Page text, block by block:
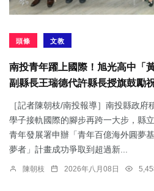
頭條 文教
南投青年躍上國際！旭光高中「
副縣長王瑞德代許縣長授旗鼓勵
［記者陳朝枝/南投報導］南投縣政
學子接軌國際的腳步再跨一大步，縣
青年發展署申辦「青年百億海外圓夢
夢者」計畫成功爭取到超過新...
陳朝枝 2026年八月08日